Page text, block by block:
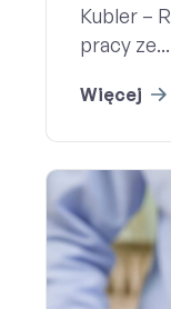
Kubler –
pracy ze...
Więcej